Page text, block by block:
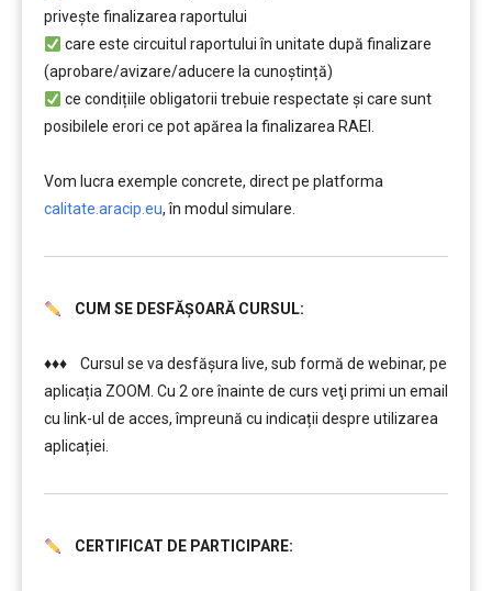
privește finalizarea raportului
care este circuitul raportului în unitate după finalizare
(aprobare/avizare/aducere la cunoştință)
ce condițiile obligatorii trebuie respectate şi care sunt
posibilele erori ce pot apărea la finalizarea RAEI.
Vom lucra exemple concrete, direct pe platforma
calitate.aracip.eu, în modul simulare.
CUM SE DESFĂȘOARĂ CURSUL:
♦♦♦ Cursul se va desfășura live, sub formă de webinar, pe
aplicația ZOOM. Cu 2 ore înainte de curs veţi primi un email
cu link-ul de acces, împreună cu indicații despre utilizarea
aplicației.
CERTIFICAT DE PARTICIPARE: